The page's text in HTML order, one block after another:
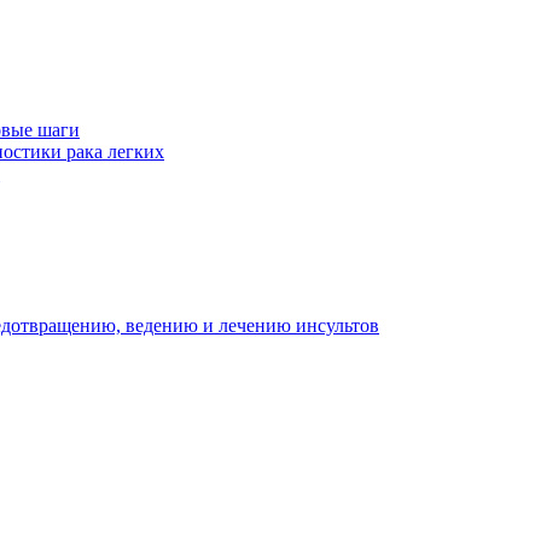
шаги
рака легких
ведению и лечению инсультов